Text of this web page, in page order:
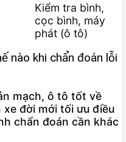
Kiểm tra bình,
cọc bình, máy
phát (ô tô)
nào khi chẩn đoán lỗi
mạch, ô tô tốt về
xe đời mới tối ưu điều
chẩn đoán cần khác